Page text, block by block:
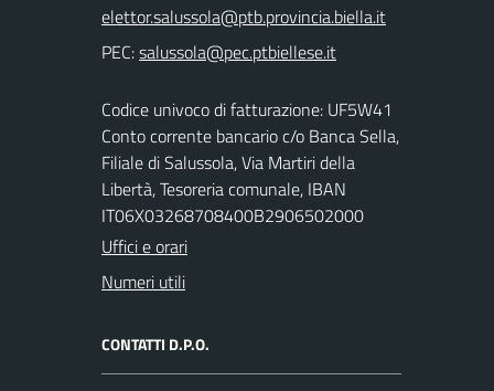
PEC:
Codice univoco di fatturazione: UF5W41
Conto corrente bancario c/o Banca Sella,
Filiale di Salussola, Via Martiri della
Libertà, Tesoreria comunale, IBAN
IT06X03268708400B2906502000
Uffici e orari
Numeri utili
CONTATTI D.P.O.